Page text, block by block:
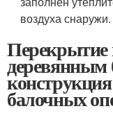
воздуха снаружи.
Перекрытие
деревянным
балочных